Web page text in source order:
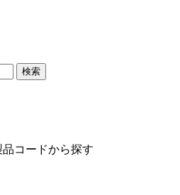
検索
品コードから探す